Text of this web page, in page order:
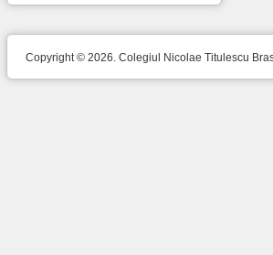
Copyright © 2026. Colegiul Nicolae Titulescu